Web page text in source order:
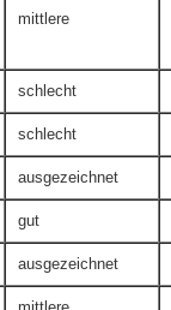
mittlere
schlecht
schlecht
ausgezeichnet
gut
ausgezeichnet